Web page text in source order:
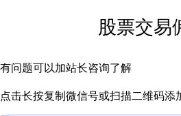
股票交易
有问题可以加站长咨询了解
点击长按复制微信号或扫描二维码添